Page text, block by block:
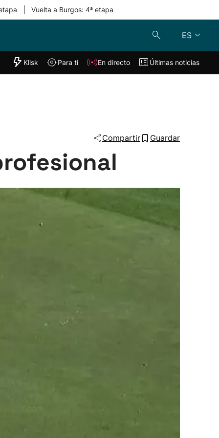
Vuelta a Burgos: 4ª etapa
ES
"Helmuga"
Klisk En directo
Klisk Para ti En directo Últimas noticias
Compartir Guardar